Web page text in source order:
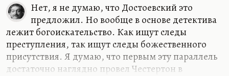
Нет, я не думаю, что Достоевский это
предложил. Но вообще в основе детектива
лежит богоискательство. Как ищут следы
преступления, так ищут следы божественного
присутствия. Я думаю, что первым эту параллель
достаточно наглядно провел Честертон в